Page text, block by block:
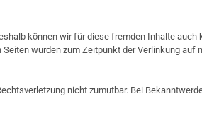
können wir für diese fremden Inhalte auch
wurden zum Zeitpunkt der Verlinkung auf
nicht zumutbar. Bei